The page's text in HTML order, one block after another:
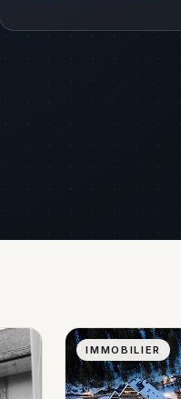
IMMOBILIER